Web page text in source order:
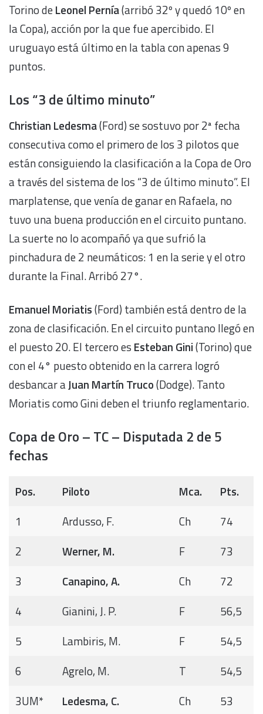
Torino deLeonel Pernía(arribó 32º y quedó 10º en
la Copa), acción por la que fue apercibido. El
uruguayo está último en la tabla con apenas 9
puntos.
Los “3 de último minuto”
Christian Ledesma(Ford) se sostuvo por 2ª fecha
consecutiva como el primero de los 3 pilotos que
están consiguiendo la clasificación a la Copa de Oro
a través del sistema de los “3 de último minuto”. El
marplatense, que venía de ganar en Rafaela, no
tuvo una buena producción en el circuito puntano.
La suerte no lo acompañó ya que sufrió la
pinchadura de 2 neumáticos: 1 en la serie y el otro
durante la Final. Arribó 27°.
Emanuel Moriatis(Ford) también está dentro de la
zona de clasificación. En el circuito puntano llegó en
el puesto 20. El tercero es Esteban Gini(Torino) que
con el 4° puesto obtenido en la carrera logró
desbancar aJuan Martín Truco(Dodge). Tanto
Moriatis como Gini deben el triunfo reglamentario.
Copa de Oro – TC – Disputada 2 de 5
fechas
Pos. Piloto Mca.
Pts.
1
Ardusso, F. Ch
74
2
Werner, M. F
73
3
Canapino, A. Ch
72
4
Gianini, J. P. F
56,5
5
Lambiris, M. F
54,5
6
Agrelo, M. T
54,5
3UM*
Ledesma, C. Ch
53